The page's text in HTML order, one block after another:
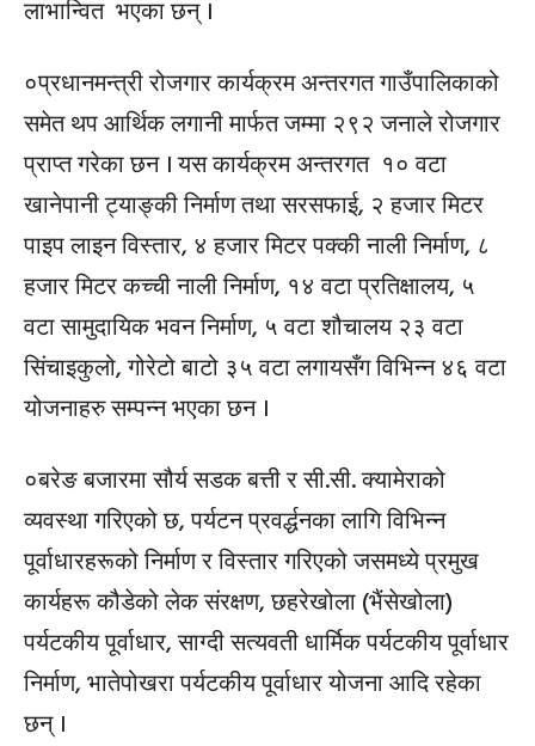
लाभान्वित भएका छन् ।
०प्रधानमन्त्री रोजगार कार्यक्रम अन्तरगत गाउँपालिकाको
समेत थप आर्थिक लगानी मार्फत जम्मा २९२ जनाले रोजगार
प्राप्त गरेका छन । यस कार्यक्रम अन्तरगत १० वटा
खानेपानी ट्याङ्की निर्माण तथा सरसफाई, २ हजार मिटर
पाइप लाइन विस्तार, ४ हजार मिटर पक्की नाली निर्माण, ८
हजार मिटर कच्ची नाली निर्माण, १४ वटा प्रतिक्षालय, ५
वटा सामुदायिक भवन निर्माण, ५ वटा शौचालय २३ वटा
सिंचाइकुलो, गोरेटो बाटो ३५ वटा लगायसँग विभिन्न ४६ वटा
योजनाहरु सम्पन्न भएका छन ।
०बरेङ बजारमा सौर्य सडक बत्ती र सी.सी. क्यामेराको
व्यवस्था गरिएको छ, पर्यटन प्रवर्द्धनका लागि विभिन्न
पूर्वाधारहरूको निर्माण र विस्तार गरिएको जसमध्ये प्रमुख
कार्यहरू कौडेको लेक संरक्षण, छहरेखोला (भैंसेखोला)
पर्यटकीय पूर्वाधार, साग्दी सत्यवती धार्मिक पर्यटकीय पूर्वाधार
निर्माण, भातेपोखरा पर्यटकीय पूर्वाधार योजना आदि रहेका
छन् ।